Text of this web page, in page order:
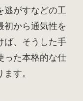
逃がすなどの工
初から通気性を
ば、そうした手
った本格的な仕
す。